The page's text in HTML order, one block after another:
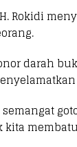
Rokidi
darah